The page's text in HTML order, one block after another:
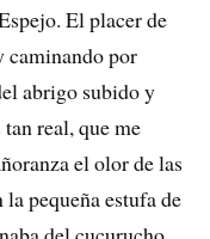
El placer de
caminando por
abrigo subido y
real, que me
el olor de las
la pequeña estufa de